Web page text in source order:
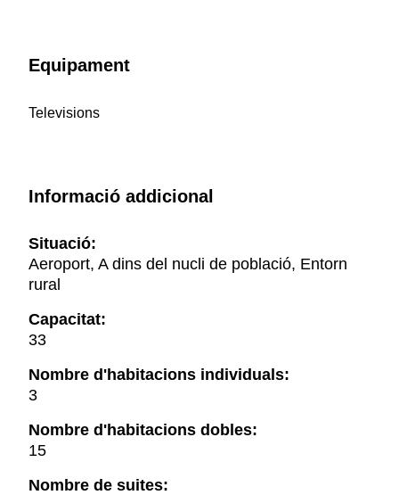
Equipament
Televisions
Informació addicional
Situació:
Aeroport, A dins del nucli de població, Entorn
rural
Capacitat:
33
Nombre d'habitacions individuals:
3
Nombre d'habitacions dobles:
15
Nombre de suites: